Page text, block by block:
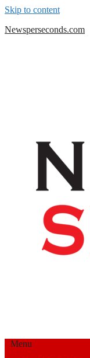
Skip to content
Newsperseconds.com
Menu